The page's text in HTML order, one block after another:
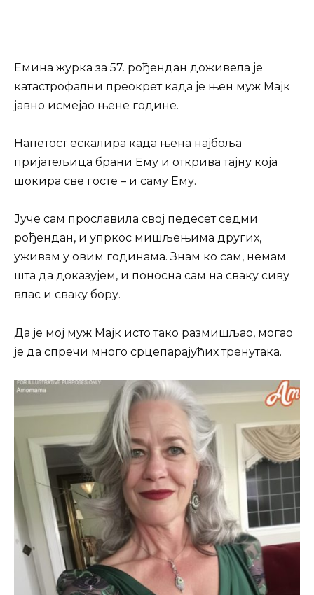
Емина журка за 57. рођендан доживела је
катастрофални преокрет када је њен муж Мајк
јавно исмејао њене године.
Напетост ескалира када њена најбоља
пријатељица брани Ему и открива тајну која
шокира све госте – и саму Ему.
Јуче сам прославила свој педесет седми
рођендан, и упркос мишљењима других,
уживам у овим годинама. Знам ко сам, немам
шта да доказујем, и поносна сам на сваку сиву
влас и сваку бору.
Да је мој муж Мајк исто тако размишљао, могао
је да спречи много срцепарајућих тренутака.